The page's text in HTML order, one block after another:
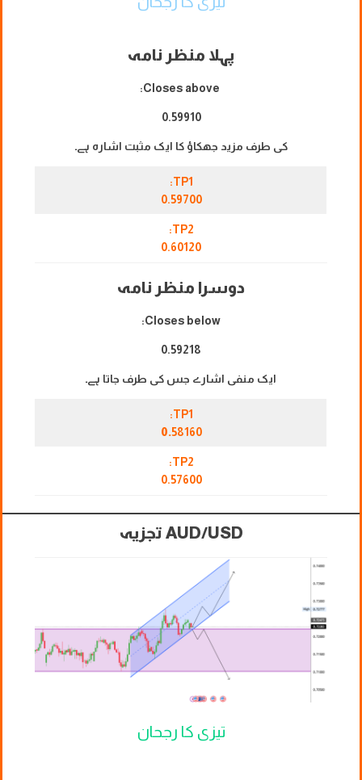
پہلا منظر نامہ
0.59910
کی طرف مزید جھکاؤ کا ایک مثبت اشارہ ہے۔
TP1:
0.59700
TP2:
0.60120
دوسرا منظر نامہ
Closes below:
0.59218
ایک منفی اشارے جس کی طرف جاتا ہے۔
TP1:
0.58160
TP2:
0.57600
AUD/USD تجزیہ
تیزی کا رجحان